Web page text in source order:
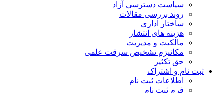
سیاست دسترسی آزاد
روند بررسی مقالات
ساختار اداری
هزینه های انتشار
مالکیت و مدیریت
ﻣﮑﺎﻧﯿﺰم ﺗﺸﺨﯿﺺ ﺳﺮﻗﺖ ﻋﻠﻤﯽ
حق تکثیر
نام و اشتراک
اطلاعات ثبت نام
فرم ثبت نام